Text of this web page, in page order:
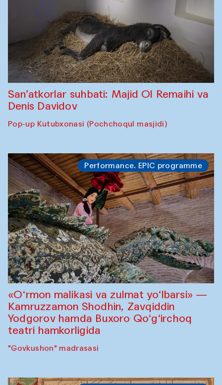
San’atkorlar suhbati: Majid Ol Remaihi va
Denis Davidov
Pop-up Kutubxonasi (Pochchoqul masjidi)
Performance. EPIC programme
«O‘rmon malikasi va zulmat yo‘lbarsi» —
Kamruzzamon Shodhin, Zavqiddin
Yodgorov hamda Buxoro Qo‘g‘irchoq
teatri hamkorligida
"Govkushon" madrasasi